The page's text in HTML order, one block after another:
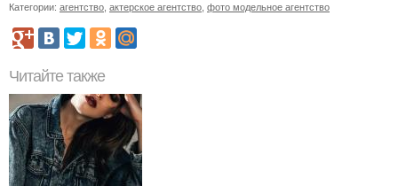
Категории: агентство актерское агентство фото модельное агентство
Читайте также